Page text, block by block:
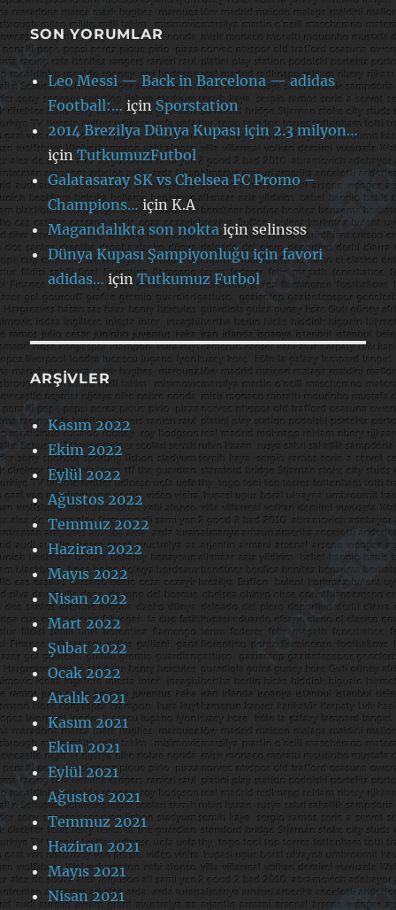
SON YORUMLAR
Leo Messi — Back in Barcelona — adidas
Football:… için Sporstation
2014 Brezilya Dünya Kupası için 2.3 milyon…
içinTutkumuzFutbol
Galatasaray SK vs Chelsea FC Promo –
Champions… içinK.A
Magandalıkta son noktaiçinselinsss
Dünya Kupası Şampiyonluğu için favori
adidas… içinTutkumuz Futbol
ARŞIVLER
Kasım 2022
Ekim 2022
Eylül 2022
Ağustos 2022
Temmuz 2022
Haziran 2022
Mayıs 2022
Nisan 2022
Mart 2022
Şubat 2022
Ocak 2022
Aralık 2021
Kasım 2021
Ekim 2021
Eylül 2021
Ağustos 2021
Temmuz 2021
Haziran 2021
Mayıs 2021
Nisan 2021